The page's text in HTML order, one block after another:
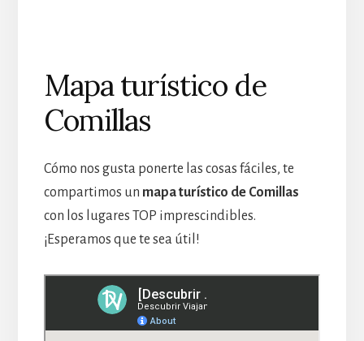
Mapa turístico de
Comillas
Cómo nos gusta ponerte las cosas fáciles, te
compartimos un mapa turístico de Comillas
con los lugares TOP imprescindibles.
¡Esperamos que te sea útil!